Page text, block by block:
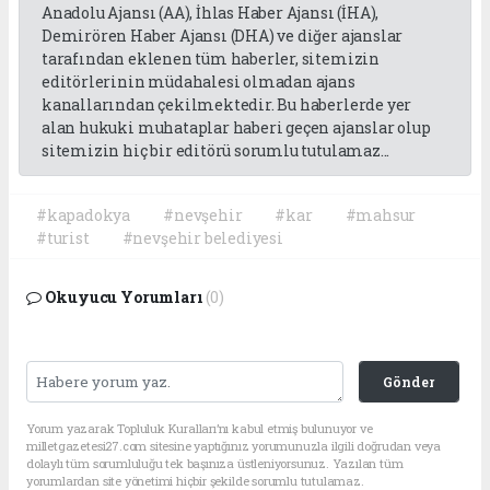
Anadolu Ajansı (AA), İhlas Haber Ajansı (İHA),
Demirören Haber Ajansı (DHA) ve diğer ajanslar
tarafından eklenen tüm haberler, sitemizin
editörlerinin müdahalesi olmadan ajans
kanallarından çekilmektedir. Bu haberlerde yer
alan hukuki muhataplar haberi geçen ajanslar olup
sitemizin hiç bir editörü sorumlu tutulamaz...
#kapadokya #nevşehir #kar
#mahsur
#turist
#nevşehir belediyesi
Okuyucu Yorumları (0)
Gönder
Yorum yazarak Topluluk Kuralları’nı kabul etmiş bulunuyor ve
milletgazetesi27.com sitesine yaptığınız yorumunuzla ilgili doğrudan veya
dolaylı tüm sorumluluğu tek başınıza üstleniyorsunuz. Yazılan tüm
yorumlardan site yönetimi hiçbir şekilde sorumlu tutulamaz.